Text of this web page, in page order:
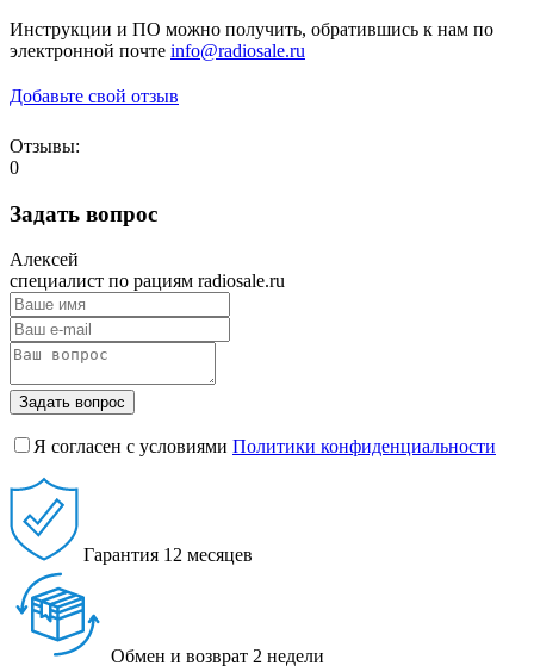
Инструкции и ПО можно получить, обратившись к нам по
электронной почте info@radiosale.ru
Добавьте свой отзыв
Отзывы:
0
Задать вопрос
Алексей
специалист по рациям radiosale.ru
Задать вопрос
Я согласен с условиями Политики конфиденциальности
Гарантия 12 месяцев
Обмен и возврат 2 недели